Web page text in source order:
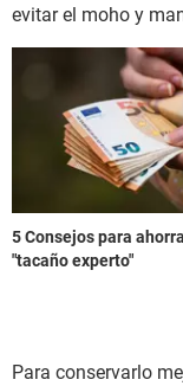
evitar el moho y
5 Consejos para
"tacaño experto"
Para conservarlo